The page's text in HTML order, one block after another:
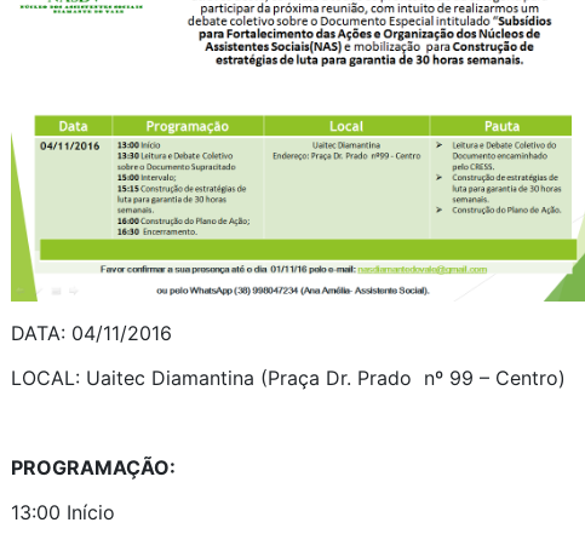
DATA: 04/11/2016
LOCAL: Uaitec Diamantina (Praça Dr. Prado nº 99 – Centro)
PROGRAMAÇÃO:
13:00 Início